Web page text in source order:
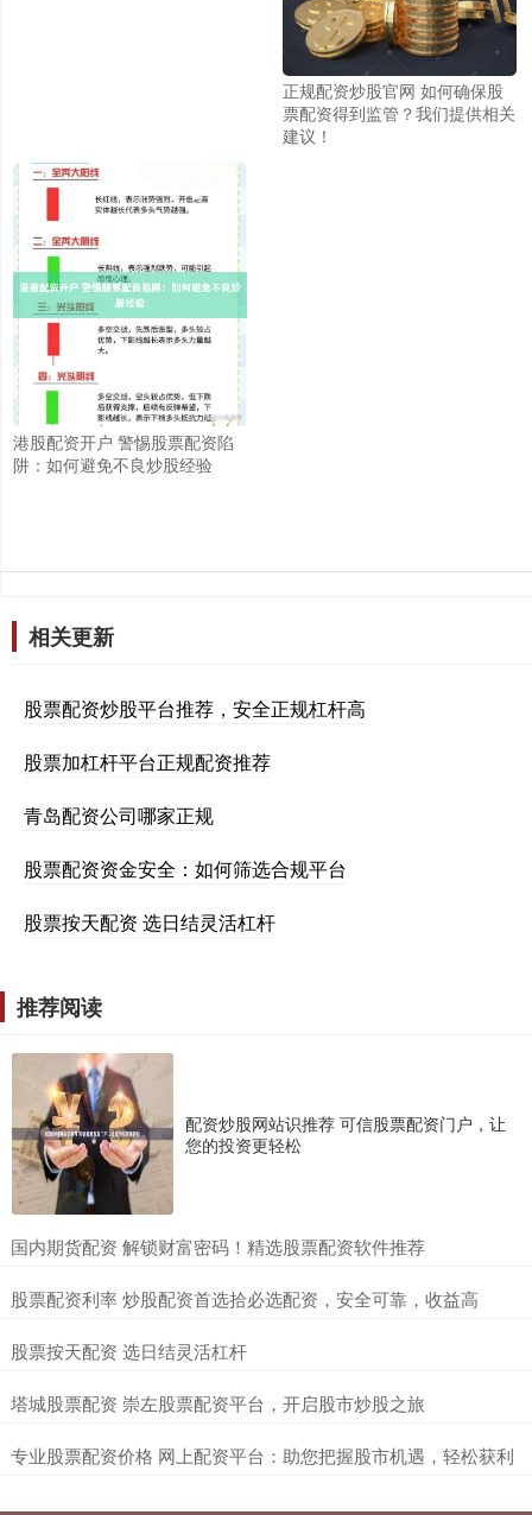
正规配资炒股官网 如何确保股
票配资得到监管？我们提供相关
建议！
港股配资开户 警惕股票配资陷
阱：如何避免不良炒股经验
相关更新
股票配资炒股平台推荐，安全正规杠杆高
股票加杠杆平台正规配资推荐
青岛配资公司哪家正规
股票配资资金安全：如何筛选合规平台
股票按天配资 选日结灵活杠杆
推荐阅读
配资炒股网站识推荐 可信股票配资门户，让
您的投资更轻松
​国内期货配资 解锁财富密码！精选股票配资软件推荐
​股票配资利率 炒股配资首选拾必选配资，安全可靠，收益高
​股票按天配资 选日结灵活杠杆
​塔城股票配资 崇左股票配资平台，开启股市炒股之旅
​专业股票配资价格 网上配资平台：助您把握股市机遇，轻松获利